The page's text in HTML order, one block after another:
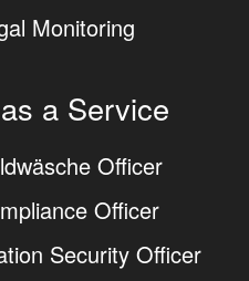
Monitoring
a Service
Officer
Officer
Security Officer